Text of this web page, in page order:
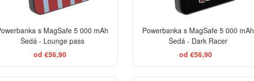
s MagSafe 5 000 mAh
Šedá - Lounge pass
od €56,90
Powerbanka s MagSafe 5 000 mAh
Šedá - Dark Racer
od €56,90